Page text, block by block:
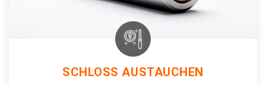
SCHLOSS AUSTAUCHEN